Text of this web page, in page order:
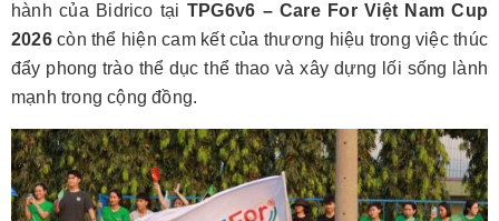
hành của Bidrico tại TPG6v6 – Care For Việt Nam Cup
2026còn thể hiện cam kết của thương hiệu trong việc thúc
đẩy phong trào thể dục thể thao và xây dựng lối sống lành
mạnh trong cộng đồng.